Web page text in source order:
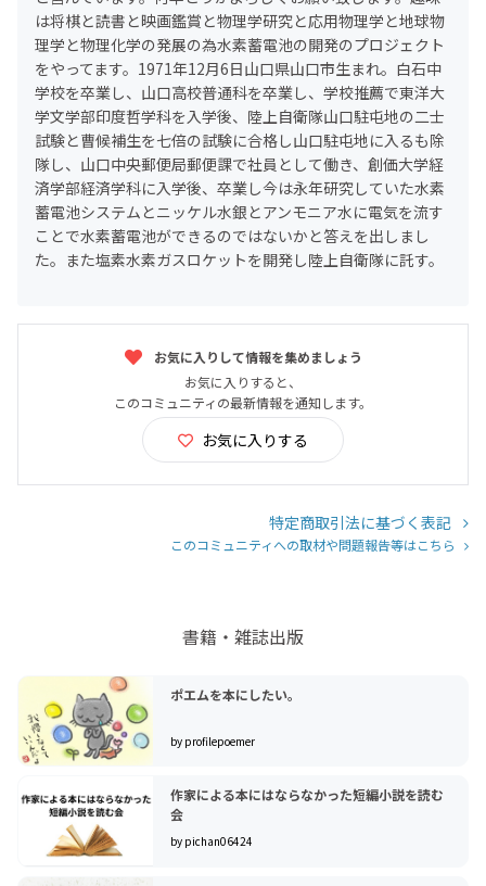
は将棋と読書と映画鑑賞と物理学研究と応用物理学と地球物
理学と物理化学の発展の為水素蓄電池の開発のプロジェクト
をやってます。1971年12月6日山口県山口市生まれ。白石中
学校を卒業し、山口高校普通科を卒業し、学校推薦で東洋大
学文学部印度哲学科を入学後、陸上自衛隊山口駐屯地の二士
試験と曹候補生を七倍の試験に合格し山口駐屯地に入るも除
隊し、山口中央郵便局郵便課で社員として働き、創価大学経
済学部経済学科に入学後、卒業し今は永年研究していた水素
蓄電池システムとニッケル水銀とアンモニア水に電気を流す
ことで水素蓄電池ができるのではないかと答えを出しまし
た。また塩素水素ガスロケットを開発し陸上自衛隊に託す。
お気に入りして情報を集めましょう
お気に入りすると、
このコミュニティの最新情報を通知します。
お気に入りする
特定商取引法に基づく表記
このコミュニティへの取材や問題報告等はこちら
書籍・雑誌出版
ポエムを本にしたい。
by profilepoemer
作家による本にはならなかった短編小説を読む
会
by pichan06424